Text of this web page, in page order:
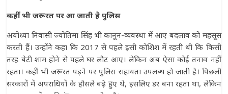
कहीं भी जरूरत पर आ जाती है पुलिस
अयोध्या निवासी ज्योतिमा सिंह भी कानून-व्यवस्था में आए बदलाव को महसूस
करती हैं। उन्होंने कहा कि 2017 से पहले इसी कोशिश में रहती थी कि किसी
तरह बेटी शाम होने से पहले घर लौट आए। लेकिन अब ऐसा कोई तनाव नहीं
रहता। कहीं भी जरूरत पड़ने पर पुलिस सहायता उपलब्ध हो जाती है। पिछली
सरकारों में अपराधियों के हौसले बढ़े हुए थे, इसलिए डर बना रहता था, लेकिन